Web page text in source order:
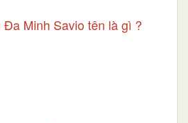
Đa Minh Savio tên là gì ?